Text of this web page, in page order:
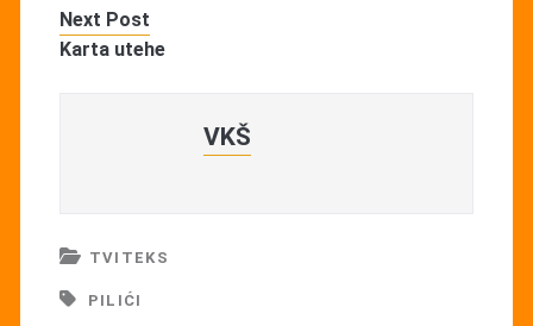
Next Post
Karta utehe
VKŠ
TVITEKS
PILIĆI